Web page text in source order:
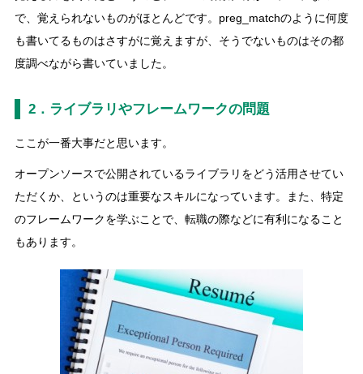
で、覚えられないものがほとんどです。preg_matchのように何度
も書いてるものはさすがに覚えますが、そうでないものはその都
度調べながら書いていました。
2．ライブラリやフレームワークの問題
ここが一番大事だと思います。
オープンソースで公開されているライブラリをどう活用させてい
ただくか、というのは重要なスキルになっています。また、特定
のフレームワークを学ぶことで、転職の際などに有利になること
もあります。